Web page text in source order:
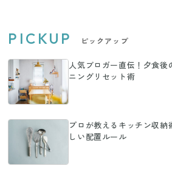
PICKUP ピックアップ
人気ブロガー直伝！夕食後
ニングリセット術
プロが教えるキッチン収
しい配置ルール